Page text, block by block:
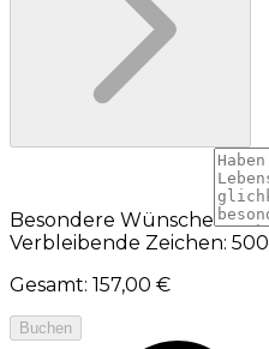
Besondere Wünsche
Verbleibende Zeichen: 500
Gesamt: 157,00 €
Buchen